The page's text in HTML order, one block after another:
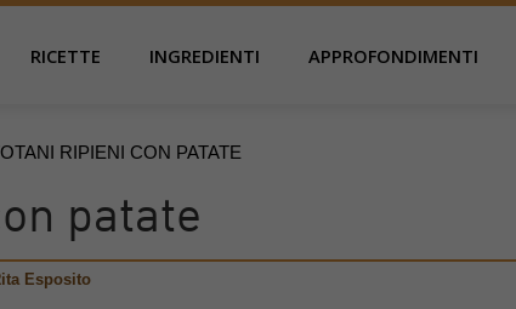
RICETTE INGREDIENTI APPROFONDIMENTI
RIPIENI CON PATATE
patate
Esposito